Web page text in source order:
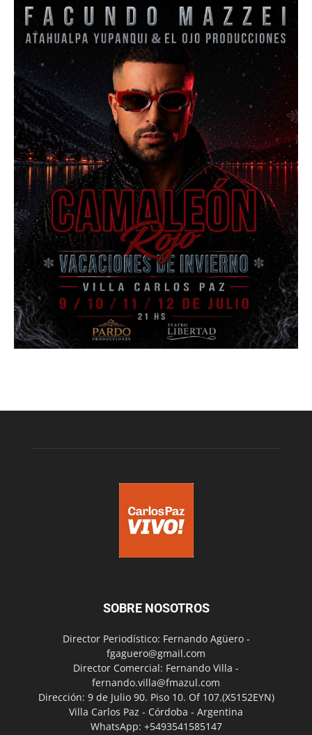
SOBRE NOSOTROS
Director Periodístico: Fernando Agüero -
fgaguero@gmail.com
Director Comercial: Fernando Villa -
fernando.villa@fmazul.com
Dirección: 9 de Julio 90. Piso 10. Of 107.(X5152EYN)
Villa Carlos Paz - Córdoba - Argentina
WhatsApp: +5493541585147